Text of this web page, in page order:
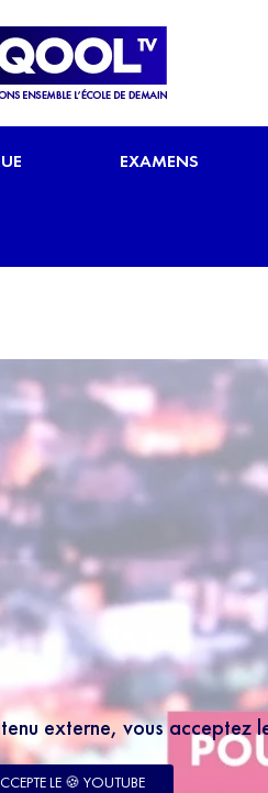
EXAMENS
externe, vous acceptez
LE 🍪 YOUTUBE